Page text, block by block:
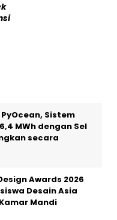
Sistem
MWh dengan Sel
secara
Awards 2026
Desain Asia
Mandi